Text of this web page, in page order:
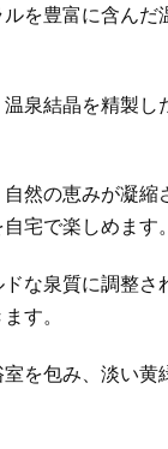
を豊富に含んだ
泉結晶を精製し
然の恵みが凝縮
宅で楽しめます。
な泉質に調整さ
す。
を包み、淡い黄